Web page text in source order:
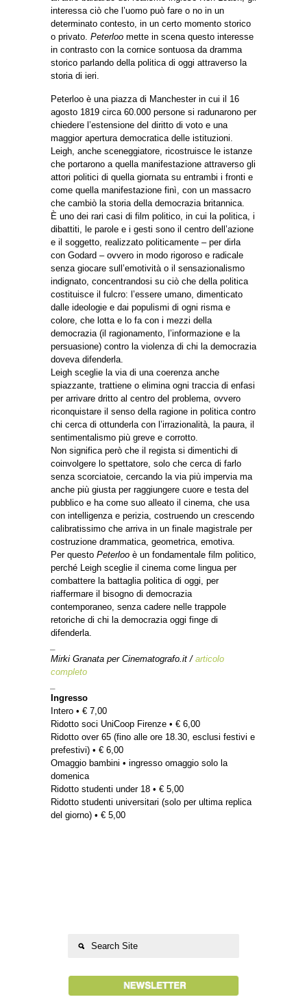
interessa ciò che l’uomo può fare o no in un
determinato contesto, in un certo momento storico
o privato. Peterloo mette in scena questo interesse
in contrasto con la cornice sontuosa da dramma
storico parlando della politica di oggi attraverso la
storia di ieri.
Peterloo è una piazza di Manchester in cui il 16
agosto 1819 circa 60.000 persone si radunarono per
chiedere l’estensione del diritto di voto e una
maggior apertura democratica delle istituzioni.
Leigh, anche sceneggiatore, ricostruisce le istanze
che portarono a quella manifestazione attraverso gli
attori politici di quella giornata su entrambi i fronti e
come quella manifestazione finì, con un massacro
che cambiò la storia della democrazia britannica.
È uno dei rari casi di film politico, in cui la politica, i
dibattiti, le parole e i gesti sono il centro dell’azione
e il soggetto, realizzato politicamente – per dirla
con Godard – ovvero in modo rigoroso e radicale
senza giocare sull’emotività o il sensazionalismo
indignato, concentrandosi su ciò che della politica
costituisce il fulcro: l’essere umano, dimenticato
dalle ideologie e dai populismi di ogni risma e
colore, che lotta e lo fa con i mezzi della
democrazia (il ragionamento, l’informazione e la
persuasione) contro la violenza di chi la democrazia
doveva difenderla.
Leigh sceglie la via di una coerenza anche
spiazzante, trattiene o elimina ogni traccia di enfasi
per arrivare dritto al centro del problema, ovvero
riconquistare il senso della ragione in politica contro
chi cerca di ottunderla con l’irrazionalità, la paura, il
sentimentalismo più greve e corrotto.
Non significa però che il regista si dimentichi di
coinvolgere lo spettatore, solo che cerca di farlo
senza scorciatoie, cercando la via più impervia ma
anche più giusta per raggiungere cuore e testa del
pubblico e ha come suo alleato il cinema, che usa
con intelligenza e perizia, costruendo un crescendo
calibratissimo che arriva in un finale magistrale per
costruzione drammatica, geometrica, emotiva.
Per questo Peterloo è un fondamentale film politico,
perché Leigh sceglie il cinema come lingua per
combattere la battaglia politica di oggi, per
riaffermare il bisogno di democrazia
contemporaneo, senza cadere nelle trappole
retoriche di chi la democrazia oggi finge di
difenderla.
Mirki Granata per Cinematografo.it / articolo
completo
Ingresso
Intero • € 7,00
Ridotto soci UniCoop Firenze • € 6,00
Ridotto over 65 (fino alle ore 18.30, esclusi festivi e
prefestivi) • € 6,00
Omaggio bambini • ingresso omaggio solo la
domenica
Ridotto studenti under 18 • € 5,00
Ridotto studenti universitari (solo per ultima replica
del giorno) • € 5,00